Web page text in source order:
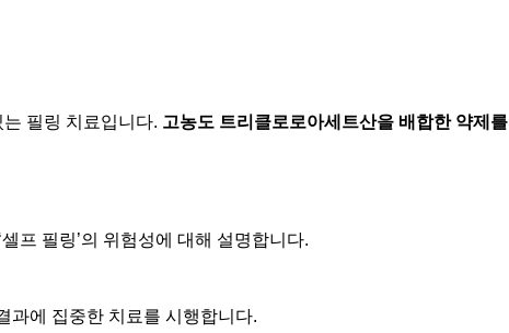
필링 치료입니다. 고농도 트리클로로아세트산을 배합한 약제를
프 필링’의 위험성에 대해 설명합니다.
과에 집중한 치료를 시행합니다.